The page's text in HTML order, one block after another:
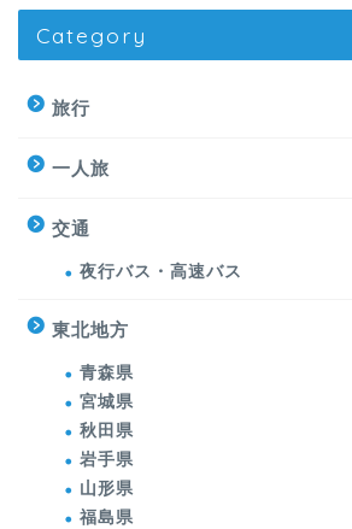
Category
旅行
一人旅
交通
夜行バス・高速バス
東北地方
青森県
宮城県
秋田県
岩手県
山形県
福島県